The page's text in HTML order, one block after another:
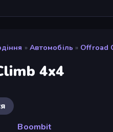
» Автомобіль » Offroad
4x4
Boombit